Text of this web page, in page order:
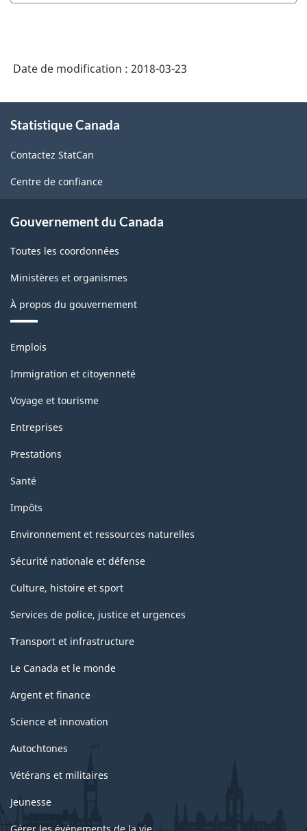
Date de modification : 2018-03-23
propos
ce
site
Statistique Canada
Contactez StatCan
Centre de confiance
Gouvernement du Canada
Toutes les coordonnées
Ministères et organismes
À propos du gouvernement
Thèmes
sujets
Emplois
Immigration et citoyenneté
Voyage et tourisme
Entreprises
Prestations
Santé
Impôts
Environnement et ressources naturelles
Sécurité nationale et défense
Culture, histoire et sport
Services de police, justice et urgences
Transport et infrastructure
Le Canada et le monde
Argent et finance
Science et innovation
Autochtones
Vétérans et militaires
Jeunesse